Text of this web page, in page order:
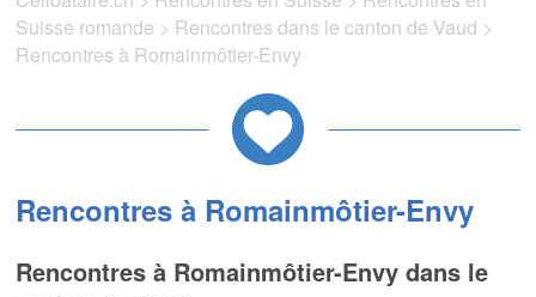
Suisse romande > Rencontres dans le canton de Vaud >
Rencontres à Romainmôtier-Envy
Rencontres à Romainmôtier-Envy
Rencontres à Romainmôtier-Envy dans le